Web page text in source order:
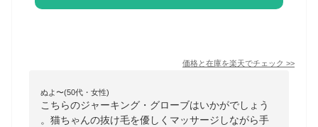
価格と在庫を楽天でチェック >>
ぬよ〜(50代・女性)
こちらのジャーキング・グローブはいかがでしょう
。猫ちゃんの抜け毛を優しくマッサージしながら手